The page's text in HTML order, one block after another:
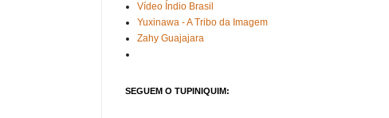
Vídeo Índio Brasil
Yuxinawa - A Tribo da Imagem
Zahy Guajajara
SEGUEM O TUPINIQUIM: